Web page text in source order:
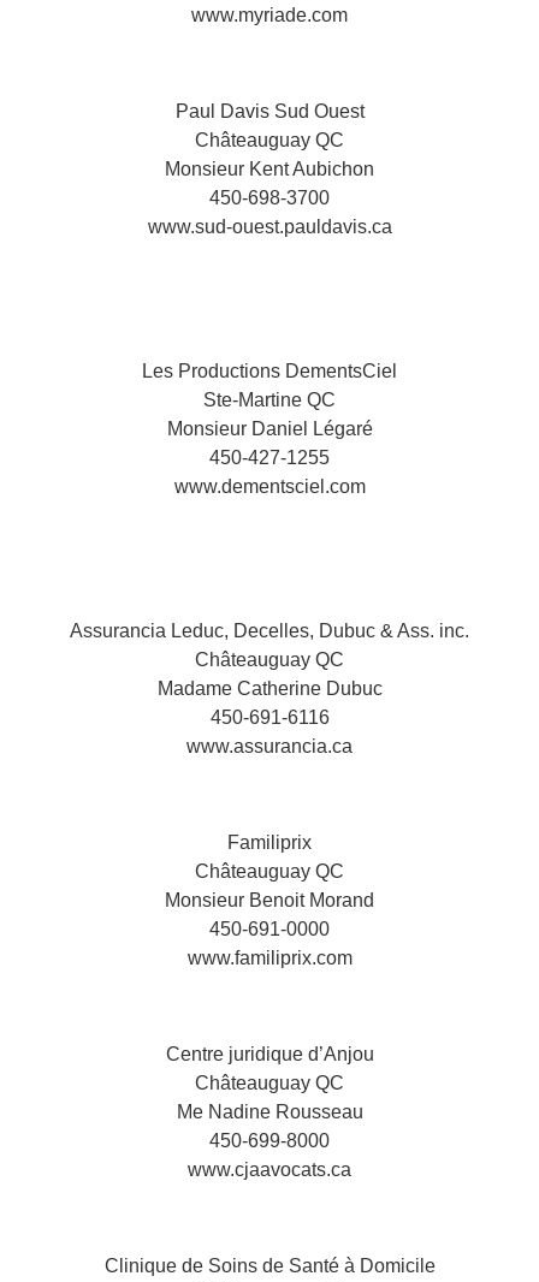
www.myriade.com
Paul Davis Sud Ouest
Châteauguay QC
Monsieur Kent Aubichon
450-698-3700
www.sud-ouest.pauldavis.ca
Les Productions DementsCiel
Ste-Martine QC
Monsieur Daniel Légaré
450-427-1255
www.dementsciel.com
Assurancia Leduc, Decelles, Dubuc & Ass. inc.
Châteauguay QC
Madame Catherine Dubuc
450-691-6116
www.assurancia.ca
Familiprix
Châteauguay QC
Monsieur Benoit Morand
450-691-0000
www.familiprix.com
Centre juridique d’Anjou
Châteauguay QC
Me Nadine Rousseau
450-699-8000
www.cjaavocats.ca
Clinique de Soins de Santé à Domicile